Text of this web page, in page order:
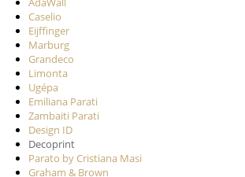
Caselio
Eijffinger
Marburg
Grandeco
Limonta
Ugépa
Emiliana Parati
Zambaiti Parati
Design ID
Decoprint
Parato by Cristiana Masi
Graham & Brown